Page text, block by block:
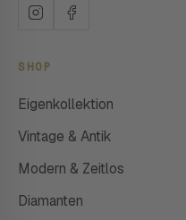
SHOP
Eigenkollektion
Vintage & Antik
Modern & Zeitlos
Diamanten